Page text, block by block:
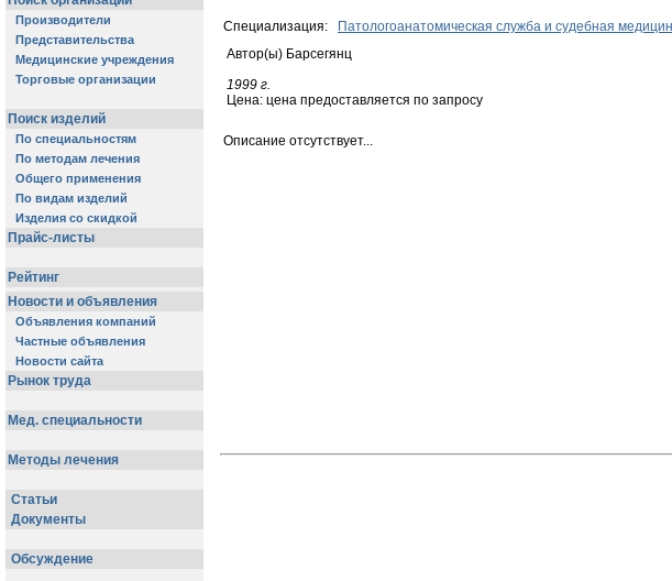
Специализация:
Патологоанатомическая служба и судебная
Автор(ы) Барсегянц
1999 г.
Цена: цена предоставляется по запросу
Описание отсутствует...